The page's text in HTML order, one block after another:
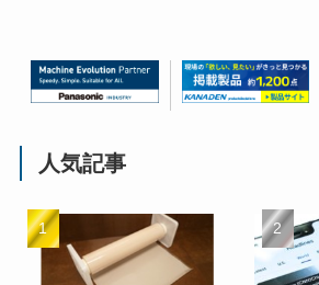
人気記事